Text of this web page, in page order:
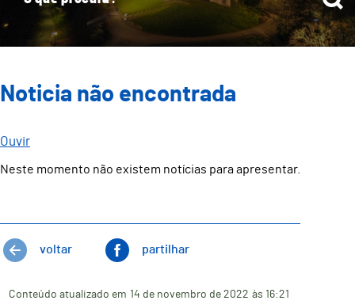
Noticia não encontrada
Ouvir
Neste momento não existem notícias para apresentar.
voltar partilhar
Conteúdo atualizado em 14 de novembro de 2022 às 16:21